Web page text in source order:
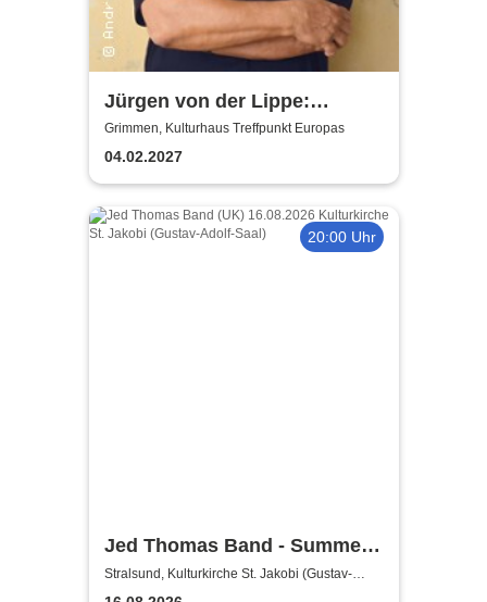
Jürgen von der Lippe:
Sextextsextett - Comedy-
Lesung
Grimmen, Kulturhaus Treffpunkt Europas
04.02.2027
20:00 Uhr
Jed Thomas Band - Summer
Tour 2026
Stralsund, Kulturkirche St. Jakobi (Gustav-
Adolf-Saal)